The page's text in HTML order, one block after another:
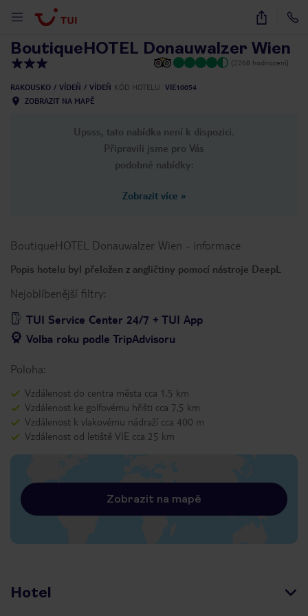
66
BoutiqueHOTEL Donauwalzer Wien
(2268 hodnocení)
RAKOUSKO VÍDEŇ VÍDEŇ KÓD HOTELU
VIE10054
ZOBRAZIT NA MAPĚ
Upsss, tato nabídka není k dispozici.
Připravili jsme pro Vás
podobné nabídky:
Zobrazit více »
BoutiqueHOTEL Donauwalzer Wien - informace
Popis hotelu byl přeložen z angličtiny pomocí nástroje DeepL
Nejoblíbenější filtry:
TUI Service Center 24/7 + TUI App
Volba roku podle TripAdvisoru
Poloha:
Vzdálenost do centra města cca 1,5 km
Vzdálenost ke golfovému hřišti cca 7,5 km
Vzdálenost k vlakovému nádraží cca 400 m
Vzdálenost od letiště VIE cca 25 km
Zobrazit na mapě
Hotel